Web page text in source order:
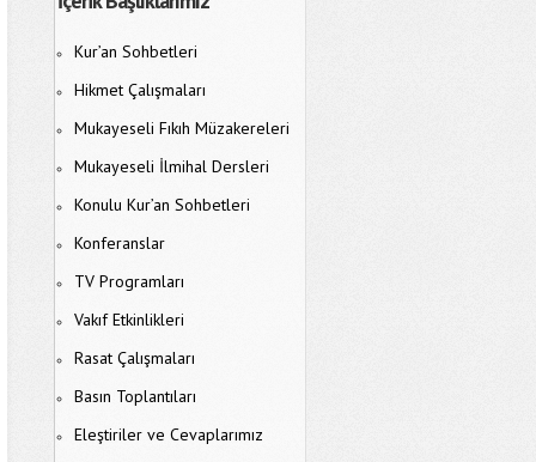
Kur’an Sohbetleri
Hikmet Çalışmaları
Mukayeseli Fıkıh Müzakereleri
Mukayeseli İlmihal Dersleri
Konulu Kur’an Sohbetleri
Konferanslar
TV Programları
Vakıf Etkinlikleri
Rasat Çalışmaları
Basın Toplantıları
Eleştiriler ve Cevaplarımız